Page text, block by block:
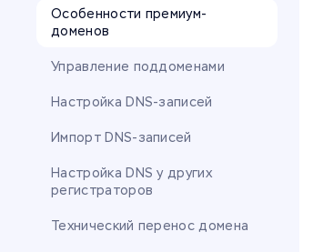
Особенности премиум-
доменов
Управление поддоменами
Настройка DNS-записей
Импорт DNS-записей
Настройка DNS у других
регистраторов
Технический перенос домена